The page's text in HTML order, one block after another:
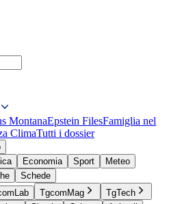
MontanaEpstein FilesFamiglia nel
ClimaTutti i dossier
Economia Sport
Meteo
Schede
TgcomMag
TgTech